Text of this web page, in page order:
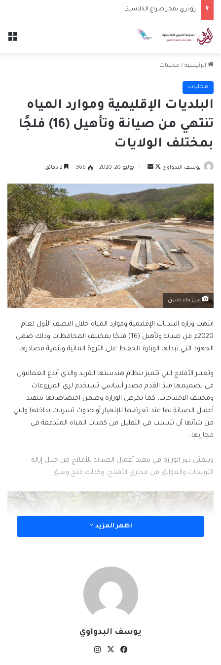
رودري يفجر صراع الكلاسيكو.. برشلونة يدخل بقوة على خط الصفقة
الرئيسية / محليات
محليات
البلديات الإقليمية وموارد المياه
تنتهي من صيانة وتأهيل (16) فلجًا
بمختلف الولايات
يوسف البدواوي
تابع
X
أرسل
إلكترونيا
يوليو 20, 2020 366
عين ماء طبرق
انتهت وزارة البلديات الإقليمية وموارد المياه خلال النصف الأول لعام
2020م من صيانة وتأهيل (16) فلجًا بمختلف المحافظات وذلك ضمن
الجهود التي تبذلها الوزارة للحفاظ على الثروة المائية وتنمية مصادرها.
وتعتبر الأفلاج التي تتميز بنظام هندستها الفريد والذي أبدع العمانيون
في تصميمها منذ القدم مصدر أساسي تستخدم لري المزروعات
ومختلف الاحتياجات، كما تحرص الوزارة وضمن اختصاصاتها بتنفيذ
أعمال الصيانة لها عند تعرضها للإنهيار أو حدوث تسربات بداخلها والتي
من شأنها أن تتسبب في التقليل من كميات المياه المتدفقة في
مجاريها.
ويتمثل دور الوزارة في تنفيذ أعمال الصيانة للأفلاج من خلال إزالة
الترسبات والعوالق من مجاري الأفلاج، وكذلك فتح وشق
اظهر المزيد
يوسف البدواوي
فيسبوك
‫X